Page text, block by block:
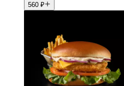
560 ₽